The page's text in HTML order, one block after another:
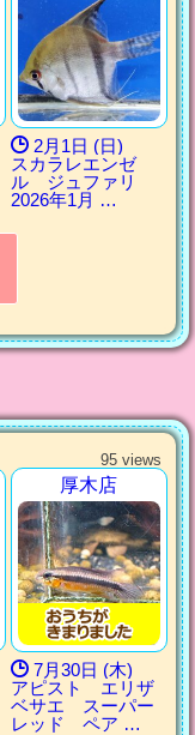
2月1日 (日)
スカラレエンゼ
ル ジュファリ
2026年1月 …
95 views
厚木店
7月30日 (木)
アピスト エリザ
ベサエ スーパー
レッド ペア …